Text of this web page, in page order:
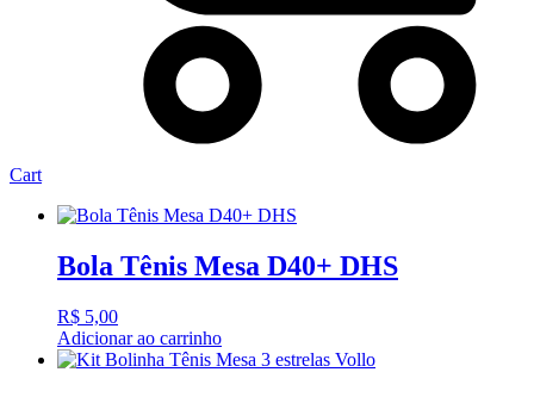
Cart
Bola Tênis Mesa D40+ DHS
R$ 5,00
Adicionar ao carrinho